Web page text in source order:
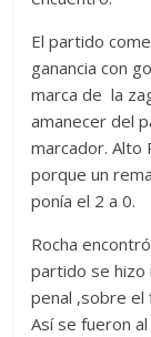
El partido
ganancia con
marca de la
amanecer del
marcador. Alto
porque un
ponía el 2 a 0.
Rocha
partido se hizo
penal ,sobre
Así se fueron